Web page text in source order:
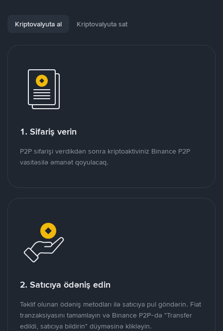
Kriptovalyuta al Kriptovalyuta sat
1. Sifariş verin
P2P sifarişi verdikdən sonra kriptoaktiviniz Binance P2P
vasitəsilə əmanət qoyulacaq.
2. Satıcıya ödəniş edin
Təklif olunan ödəniş metodları ilə satıcıya pul göndərin. Fiat
tranzaksiyasını tamamlayın və Binance P2P-də "Transfer
edildi, satıcıya bildirin" düyməsinə klikləyin.